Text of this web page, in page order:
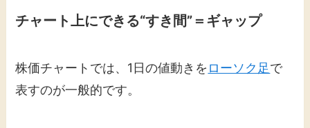
チャート上にできる“すき間”＝ギャップ
株価チャートでは、1日の値動きを ローソク足で
表すのが一般的です。